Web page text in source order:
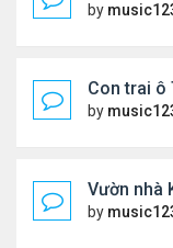
by
Con trai ô
by
Vườn nhà
by